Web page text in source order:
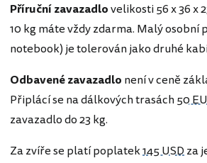
Příruční zavazadlovelikosti 56 x 36 x
10 kg máte vždy zdarma. Malý
notebook) je tolerován jako druhé
Odbavené zavazadlo není v ceně
Připlácí se na dálkových trasách50
zavazadlo do 23 kg.
Za zvíře se platí poplatek145 USDza